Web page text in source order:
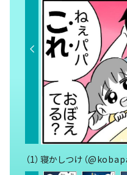
（1）寝かしつけ（